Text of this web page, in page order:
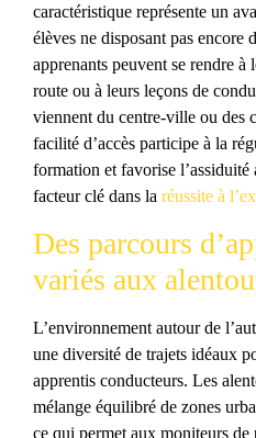
caractéristique représente un
élèves ne disposant pas encore
apprenants peuvent se rendre à
route ou à leurs leçons de
viennent du centre-ville ou des
facilité d’accès participe à la
formation et favorise l’assiduité
facteur clé dans la réussite à
Des parcours
variés aux
L’environnement autour de
une diversité de trajets idéaux
apprentis conducteurs. Les
mélange équilibré de zones
ce qui permet aux moniteurs de